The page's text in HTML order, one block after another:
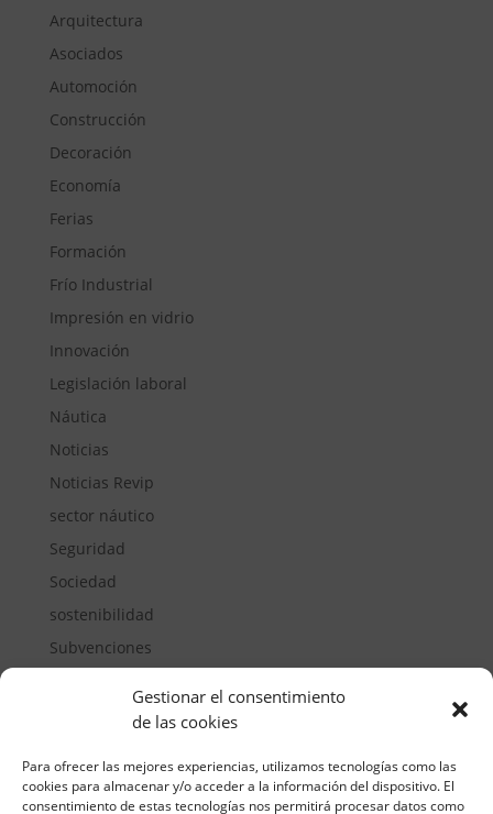
Gestionar el consentimiento
de las cookies
Para ofrecer las mejores experiencias, utilizamos tecnologías como las
cookies para almacenar y/o acceder a la información del dispositivo. El
consentimiento de estas tecnologías nos permitirá procesar datos como
Arquitectura
Asociados
Automoción
Construcción
Decoración
Economía
Ferias
Formación
Frío Industrial
Impresión en vidrio
Innovación
Legislación laboral
Náutica
Noticias
Noticias Revip
sector náutico
Seguridad
Sociedad
sostenibilidad
Subvenciones